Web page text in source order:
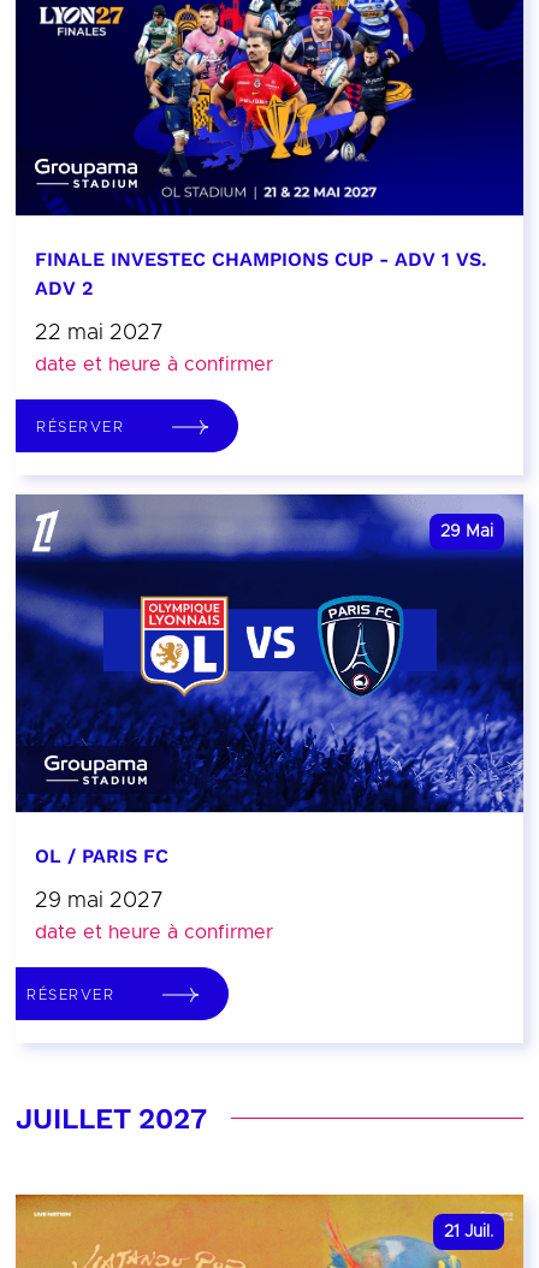
FINALE INVESTEC CHAMPIONS CUP - ADV 1 VS.
ADV 2
22 mai 2027
date et heure à confirmer
RÉSERVER
29 Mai
OL / PARIS FC
29 mai 2027
date et heure à confirmer
RÉSERVER
JUILLET 2027
21 Juil.